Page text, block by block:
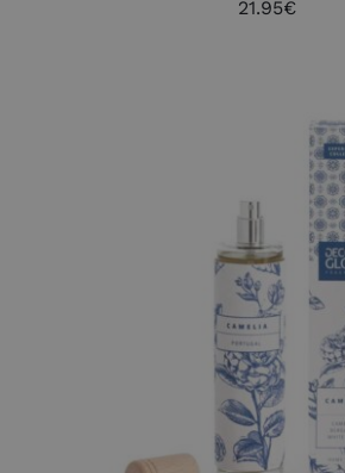
21.95€
AÑADIR AL CARRITO